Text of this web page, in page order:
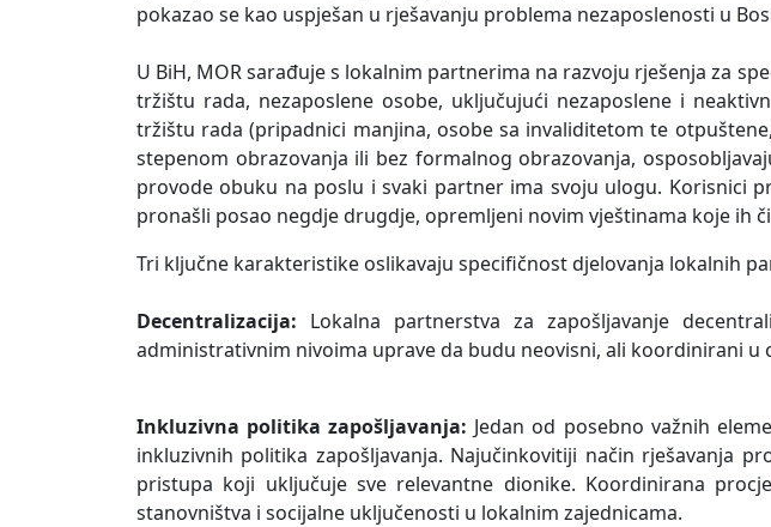
pokazao se kao uspješan u rješavanju problema nezaposlenosti u
U BiH, MOR sarađuje s lokalnim partnerima na razvoju rješenja za
tržištu rada, nezaposlene osobe, uključujući nezaposlene i
tržištu rada (pripadnici manjina, osobe sa invaliditetom te
stepenom obrazovanja ili bez formalnog obrazovanja,
provode obuku na poslu i svaki partner ima svoju ulogu. Korisnici
pronašli posao negdje drugdje, opremljeni novim vještinama koje ih
Tri ključne karakteristike oslikavaju specifičnost djelovanja lokalnih
Decentralizacija: Lokalna partnerstva za zapošljavanje
administrativnim nivoima uprave da budu neovisni, ali koordinirani u
Inkluzivna politika zapošljavanja: Jedan od posebno važnih
inkluzivnih politika zapošljavanja. Najučinkovitiji način rješavanja
pristupa koji uključuje sve relevantne dionike. Koordinirana
stanovništva i socijalne uključenosti u lokalnim zajednicama.